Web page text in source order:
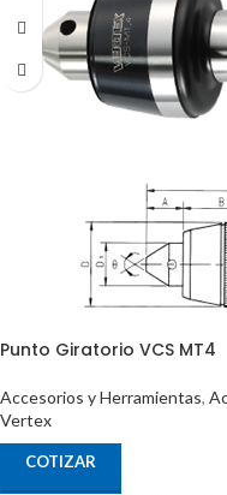
Punto Giratorio VCS MT4
Accesorios y Herramientas,
Vertex
COTIZAR